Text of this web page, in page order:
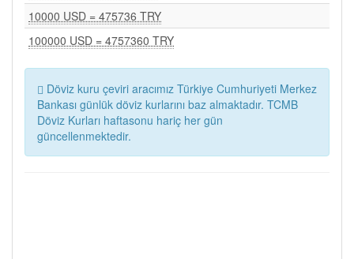
10000 USD = 475736 TRY
100000 USD = 4757360 TRY
Döviz kuru çeviri aracımız Türkiye Cumhuriyeti Merkez
Bankası günlük döviz kurlarını baz almaktadır. TCMB
Döviz Kurları haftasonu hariç her gün
güncellenmektedir.